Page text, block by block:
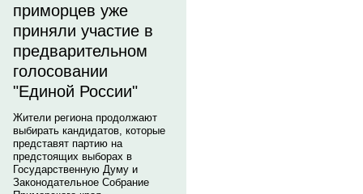
приморцев уже
приняли участие в
предварительном
голосовании
"Единой России"
Жители региона продолжают
выбирать кандидатов, которые
представят партию на
предстоящих выборах в
Государственную Думу и
Законодательное Собрание